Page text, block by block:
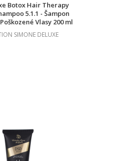
Botox Hair Therapy
5.1.1 - Šampon
Vlasy 200 ml
SIMONE DELUXE